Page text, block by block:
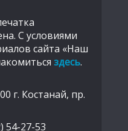
С условиями
сайта «Наш
здесь.
г. Костанай, пр.
54-27-53